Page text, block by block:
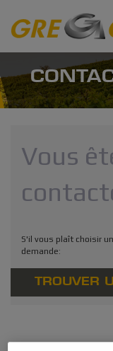
Vous
S'il vous plaît choisir
demande:
TROUVER